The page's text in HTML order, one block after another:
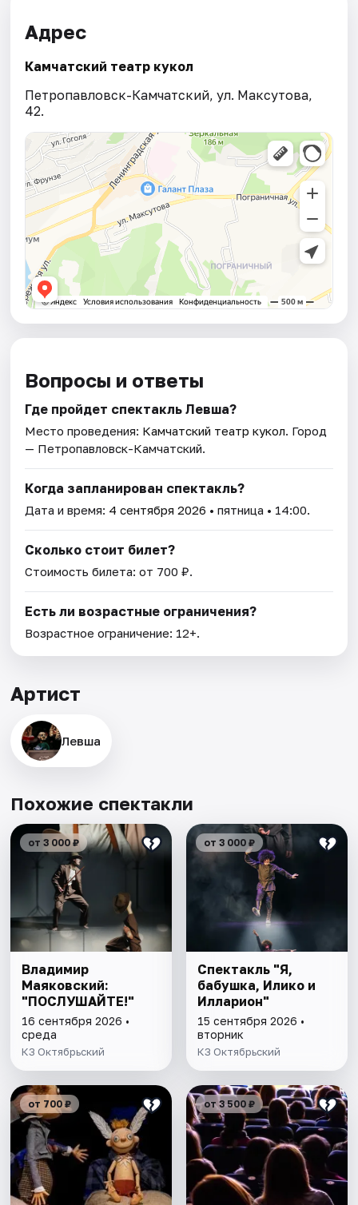
Адрес
Камчатский театр кукол
Петропавловск-Камчатский, ул. Максутова,
42.
Вопросы и ответы
Где пройдет спектакль Левша?
Место проведения: Камчатский театр кукол. Город
— Петропавловск-Камчатский.
Когда запланирован спектакль?
Дата и время: 4 сентября 2026 • пятница • 14:00.
Сколько стоит билет?
Стоимость билета: от 700 ₽.
Есть ли возрастные ограничения?
Возрастное ограничение: 12+.
Артист
Левша
Похожие спектакли
от 3 000 ₽
Владимир
Маяковский:
"ПОСЛУШАЙТЕ!"
16 сентября 2026 •
среда
КЗ Октябрьский
от 3 000 ₽
Спектакль "Я,
бабушка, Илико и
Илларион"
15 сентября 2026 •
вторник
КЗ Октябрьский
от 700 ₽ от 3 500 ₽